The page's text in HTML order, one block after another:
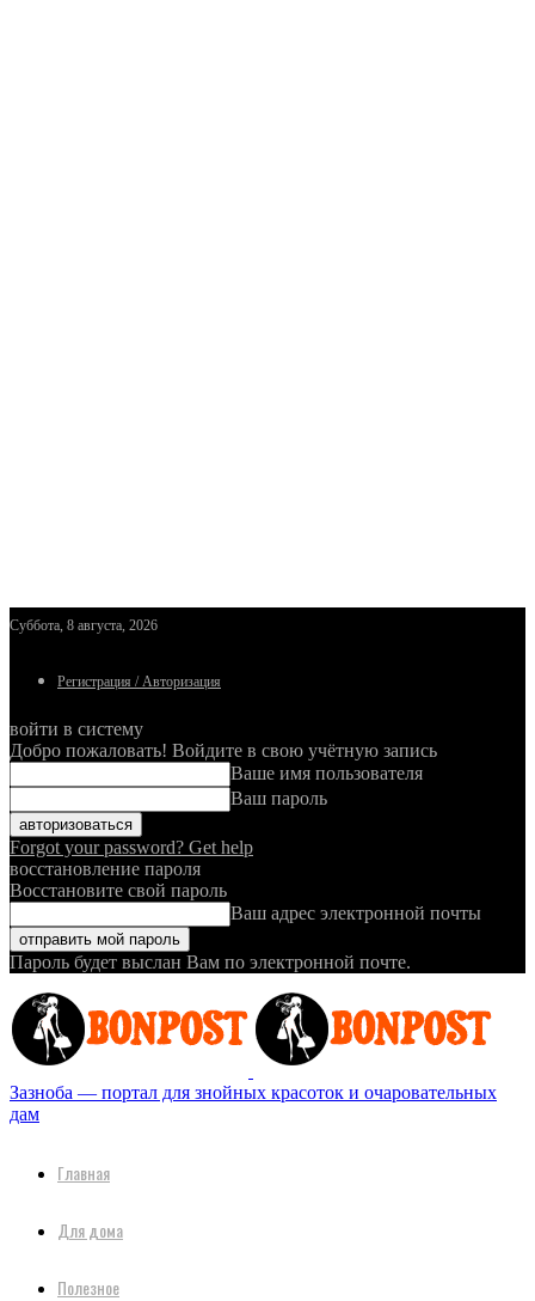
Суббота, 8 августа, 2026
Регистрация / Авторизация
войти в систему
Добро пожаловать! Войдите в свою учётную запись
Ваше имя пользователя
Ваш пароль
Forgot your password? Get help
восстановление пароля
Восстановите свой пароль
Ваш адрес электронной почты
Пароль будет выслан Вам по электронной почте.
Зазноба — портал для знойных красоток и очаровательных
дам
Главная
Для дома
Полезное